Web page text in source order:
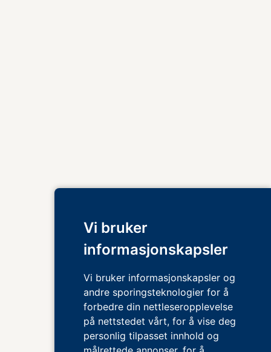
Vi bruker
informasjonskapsler
Vi bruker informasjonskapsler og
andre sporingsteknologier for å
forbedre din nettleseropplevelse
på nettstedet vårt, for å vise deg
personlig tilpasset innhold og